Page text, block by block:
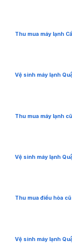
Thu mua máy lạnh
Vệ sinh máy lạnh
Thu mua máy lạnh
Vệ sinh máy lạnh
Thu mua điều hòa
Vệ sinh máy lạnh